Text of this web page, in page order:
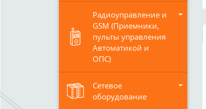
Радиоуправление и
GSM (Приемники,
пульты управления
Автоматикой и
ОПС)
Сетевое
оборудование